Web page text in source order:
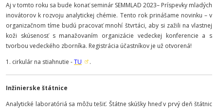
Aj v tomto roku sa bude konať seminár SEMMLAD 2023– Príspevky mladých
inovátorov k rozvoju analytickej chémie. Tento rok prinášame novinku – v
organizačnom tíme budú pracovať mnohí štvrtáci, aby si zažili na vlastnej
koži skúsenosť s manažovaním organizácie vedeckej konferencie a s
tvorbou vedeckého zborníka. Registrácia účastníkov je už otvorená!
1. cirkulár na stiahnutie -TU .
Inžinierske štátnice
Analytické laboratóriá sa môžu tešiť. Štátne skúšky hneď v prvý deň štátnic